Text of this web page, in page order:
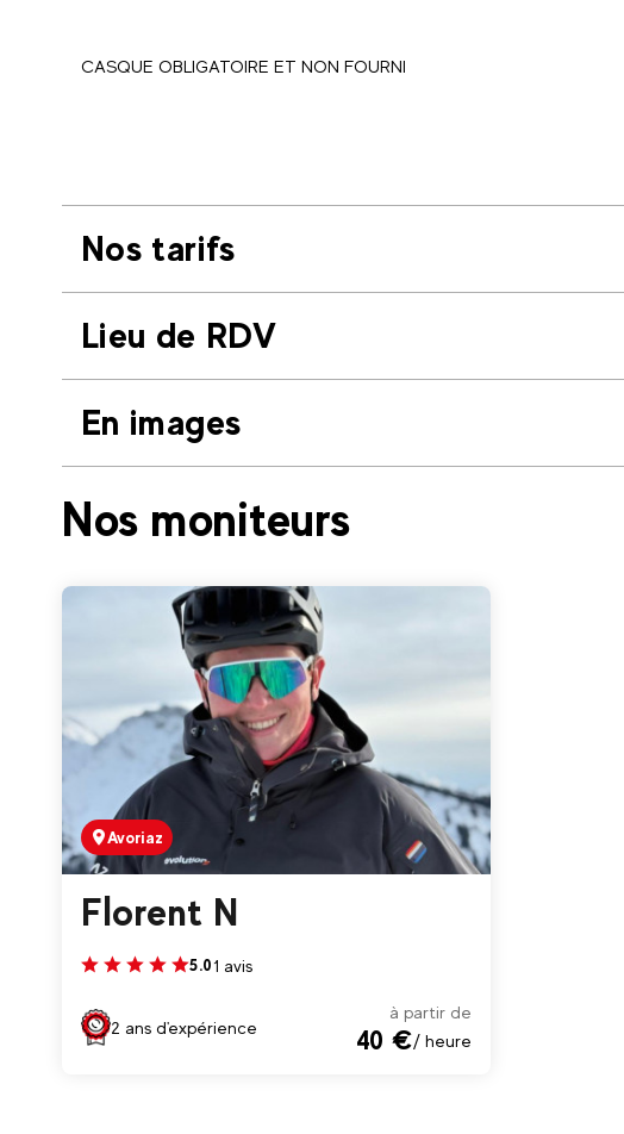
CASQUE OBLIGATOIRE ET NON FOURNI
Nos tarifs
Lieu de RDV
En images
Nos moniteurs
Avoriaz
Florent N
5.01 avis
2 ans d'expérience
à partir de
40 €/ heure